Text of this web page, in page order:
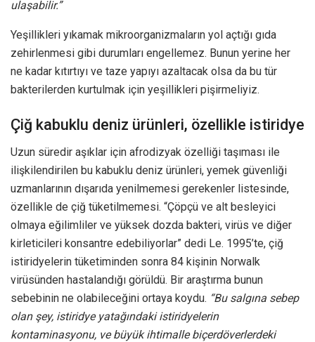
ulaşabilir.”
Yeşillikleri yıkamak mikroorganizmaların yol açtığı gıda
zehirlenmesi gibi durumları engellemez. Bunun yerine her
ne kadar kıtırtıyı ve taze yapıyı azaltacak olsa da bu tür
bakterilerden kurtulmak için yeşillikleri pişirmeliyiz.
Çiğ kabuklu deniz ürünleri, özellikle istiridye
Uzun süredir aşıklar için afrodizyak özelliği taşıması ile
ilişkilendirilen bu kabuklu deniz ürünleri, yemek güvenliği
uzmanlarının dışarıda yenilmemesi gerekenler listesinde,
özellikle de çiğ tüketilmemesi. “Çöpçü ve alt besleyici
olmaya eğilimliler ve yüksek dozda bakteri, virüs ve diğer
kirleticileri konsantre edebiliyorlar” dedi Le. 1995’te, çiğ
istiridyelerin tüketiminden sonra 84 kişinin Norwalk
virüsünden hastalandığı görüldü. Bir araştırma bunun
sebebinin ne olabileceğini ortaya koydu. “Bu salgına sebep
olan şey, istiridye yatağındaki istiridyelerin
kontaminasyonu, ve büyük ihtimalle biçerdöverlerdeki